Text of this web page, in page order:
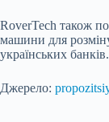
RoverTech також
машини для
українських банків.
Джерело: